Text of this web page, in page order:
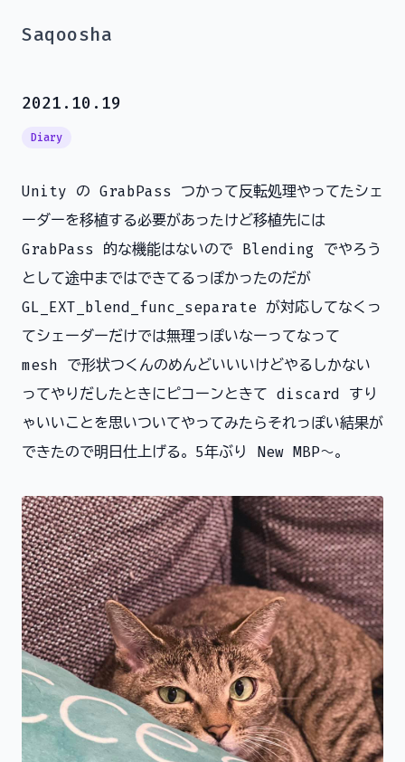
Saqoosha
2021.10.19
Diary
Unity の GrabPass つかって反転処理やってたシェ
ーダーを移植する必要があったけど移植先には
GrabPass 的な機能はないので Blending でやろう
として途中まではできてるっぽかったのだが
GL_EXT_blend_func_separate が対応してなくっ
てシェーダーだけでは無理っぽいなーってなって
mesh で形状つくんのめんどいいいけどやるしかない
ってやりだしたときにピコーンときて discard すり
ゃいいことを思いついてやってみたらそれっぽい結果が
できたので明日仕上げる。5年ぶり New MBP〜。